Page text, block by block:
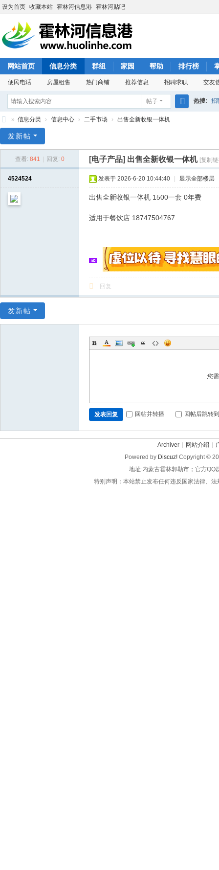
设为首页 收藏本站 霍林河信息港 霍林河贴吧
网站首页 信息分类 群组 家园 帮助 排行榜
便民电话 房屋租售 热门商铺 推荐信息 招聘求职 交友
帖子 热搜: 招
林
» 信息分类 › 信息中心 › 二手市场 › 出售全新收银一体机
发新帖
查看: 841 回复: 0 [电子产品] 出售全新收银一体机 [复制
4524524 发表于 2026-6-20 10:44:40 显示全部楼层
出售全新收银一体机 1500一套 0年费
适用于餐饮店 18747504767
回复
发新帖
您
发表回复 回帖并转播 回帖后跳转
Archiver 网站介绍
Powered by Discuz! Copyright ©
地址:内蒙古霍林郭勒市；官方QQ
特别声明：本站禁止发布任何违反国家法律、